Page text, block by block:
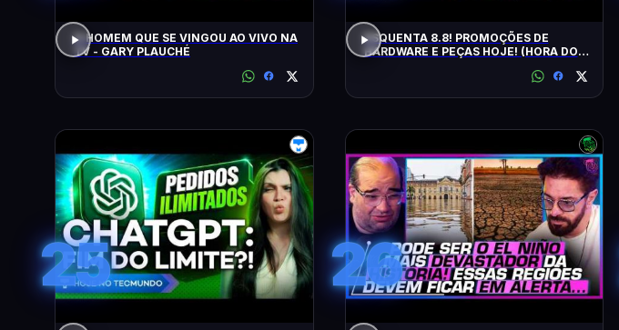
O HOMEM QUE SE VINGOU AO VIVO NA
TV - GARY PLAUCHÉ
ESQUENTA 8.8! PROMOÇÕES DE
HARDWARE E PEÇAS HOJE! (HORA DO
25 26